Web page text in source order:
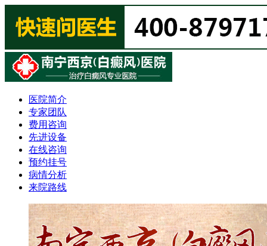
医院简介
专家团队
费用咨询
先进设备
在线咨询
预约挂号
病情分析
来院路线